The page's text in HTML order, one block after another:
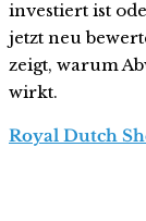
investiert ist
jetzt neu
zeigt, warum
wirkt.
Royal Dutch